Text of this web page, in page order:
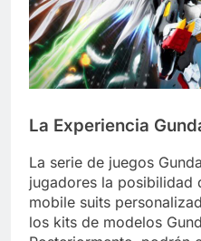
La Experiencia
La serie de juegos
jugadores la posibilidad
mobile suits
los kits de modelos